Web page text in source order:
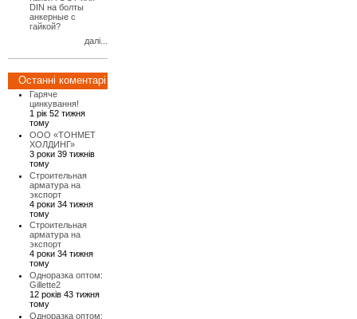
DIN на болты
анкерные с
гайкой?
далі...
Останні коментарі
Гаряче
цинкування!
1 рік 52 тижня
тому
ООО «ТОНМЕТ
ХОЛДИНГ»
3 роки 39 тижнів
тому
Строительная
арматура на
экспорт
4 роки 34 тижня
тому
Строительная
арматура на
экспорт
4 роки 34 тижня
тому
Одноразка оптом:
Gillette2
12 років 43 тижня
тому
Одноразка оптом: